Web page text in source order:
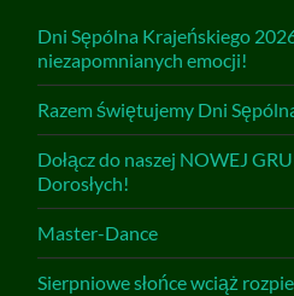
Dni Sępólna Krajeńskiego
niezapomnianych emocji!
Razem świętujemy Dni
Dołącz do naszej NOWEJ
Dorosłych!
Master-Dance
Sierpniowe słońce wciąż